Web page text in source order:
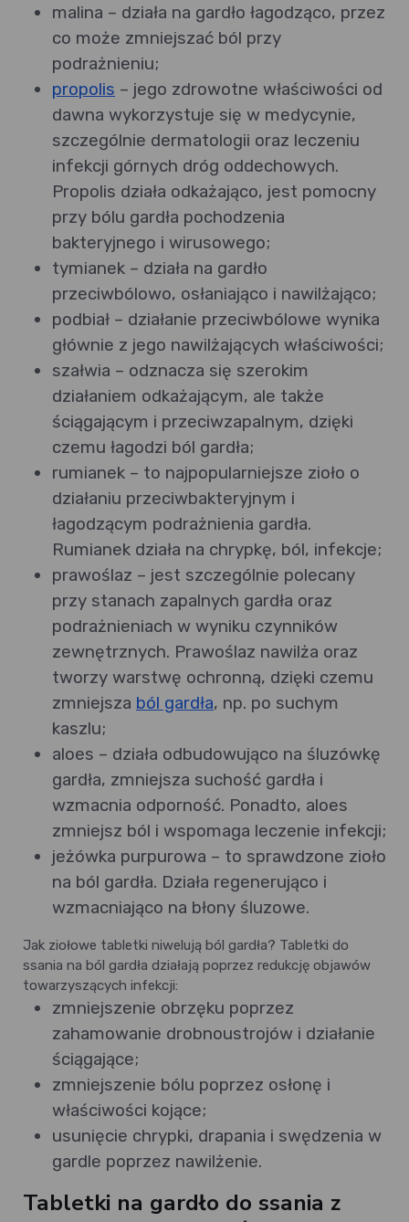
malina – działa na gardło łagodząco, przez
co może zmniejszać ból przy
podrażnieniu;
propolis – jego zdrowotne właściwości od
dawna wykorzystuje się w medycynie,
szczególnie dermatologii oraz leczeniu
infekcji górnych dróg oddechowych.
Propolis działa odkażająco, jest pomocny
przy bólu gardła pochodzenia
bakteryjnego i wirusowego;
tymianek – działa na gardło
przeciwbólowo, osłaniająco i nawilżająco;
podbiał – działanie przeciwbólowe wynika
głównie z jego nawilżających właściwości;
szałwia – odznacza się szerokim
działaniem odkażającym, ale także
ściągającym i przeciwzapalnym, dzięki
czemu łagodzi ból gardła;
rumianek – to najpopularniejsze zioło o
działaniu przeciwbakteryjnym i
łagodzącym podrażnienia gardła.
Rumianek działa na chrypkę, ból, infekcje;
prawoślaz – jest szczególnie polecany
przy stanach zapalnych gardła oraz
podrażnieniach w wyniku czynników
zewnętrznych. Prawoślaz nawilża oraz
tworzy warstwę ochronną, dzięki czemu
zmniejsza ból gardła, np. po suchym
kaszlu;
aloes – działa odbudowująco na śluzówkę
gardła, zmniejsza suchość gardła i
wzmacnia odporność. Ponadto, aloes
zmniejsz ból i wspomaga leczenie infekcji;
jeżówka purpurowa – to sprawdzone zioło
na ból gardła. Działa regenerująco i
wzmacniająco na błony śluzowe.
Jak ziołowe tabletki niwelują ból gardła? Tabletki do
ssania na ból gardła działają poprzez redukcję objawów
towarzyszących infekcji:
zmniejszenie obrzęku poprzez
zahamowanie drobnoustrojów i działanie
ściągające;
zmniejszenie bólu poprzez osłonę i
właściwości kojące;
usunięcie chrypki, drapania i swędzenia w
gardle poprzez nawilżenie.
Tabletki na gardło do ssania z